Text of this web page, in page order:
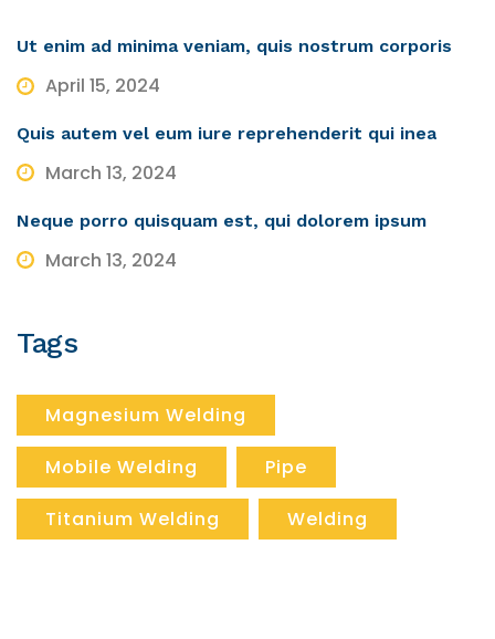
Ut enim ad minima veniam, quis nostrum corporis
April 15, 2024
Quis autem vel eum iure reprehenderit qui inea
March 13, 2024
Neque porro quisquam est, qui dolorem ipsum
March 13, 2024
Tags
Magnesium Welding
Mobile Welding Pipe
Titanium Welding Welding